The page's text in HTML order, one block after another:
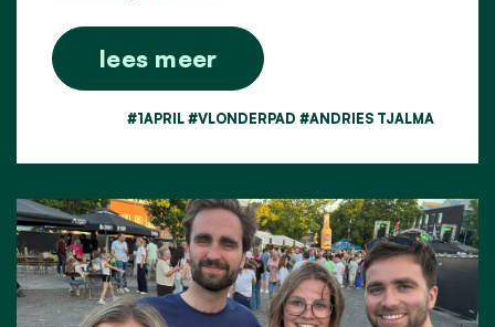
lees meer
#1APRIL #VLONDERPAD #ANDRIES TJALMA